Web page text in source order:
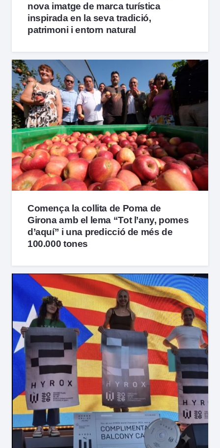
nova imatge de marca turística
inspirada en la seva tradició,
patrimoni i entorn natural
Comença la collita de Poma de
Girona amb el lema “Tot l’any, pomes
d’aquí” i una predicció de més de
100.000 tones